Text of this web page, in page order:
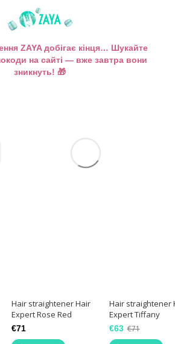
ZAYA добігає кінця… Шукайте
на сайті — вже завтра вони
зникнуть! 🎁
Hair straightener Hair
Expert Rose Red
€71
Hair straightener
Expert Tiffany
€63 €71